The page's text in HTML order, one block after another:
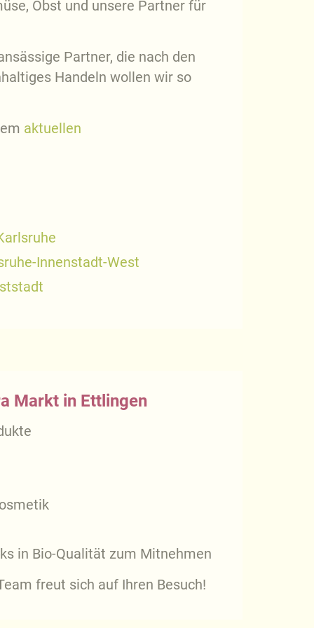
Obst und unsere Partner für
Partner, die nach den
Handeln wollen wir so
aktuellen
Innenstadt-West
Markt in Ettlingen
in Bio-Qualität zum Mitnehmen
freut sich auf Ihren Besuch!